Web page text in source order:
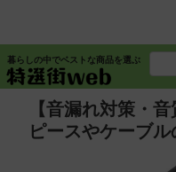
暮らしの中でベストな商品を選ぶ
【音漏れ対策・
ピースやケーブ